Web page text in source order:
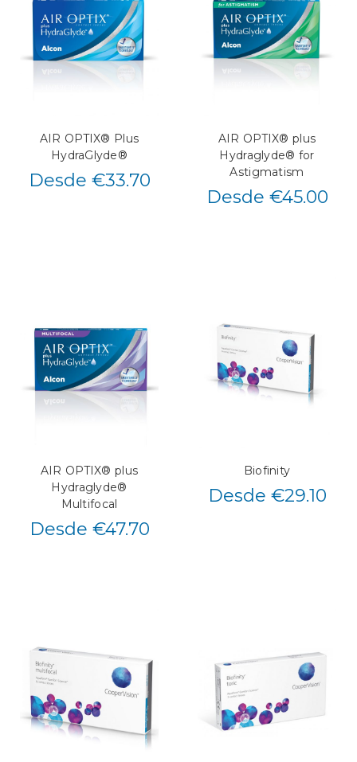
AIR OPTIX® Plus
HydraGlyde®
Desde €33.70
AIR OPTIX® plus
Hydraglyde® for
Astigmatism
Desde €45.00
AIR OPTIX® plus
Hydraglyde®
Multifocal
Desde €47.70
Biofinity
Desde €29.10